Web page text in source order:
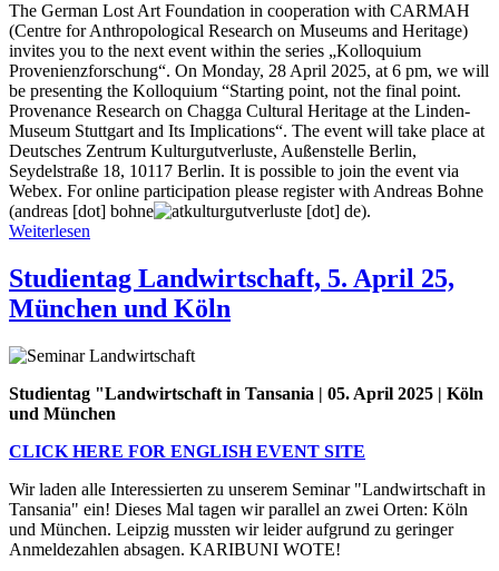
The German Lost Art Foundation in cooperation with CARMAH
(Centre for Anthropological Research on Museums and Heritage)
invites you to the next event within the series „Kolloquium
Provenienzforschung“. On Monday, 28 April 2025, at 6 pm, we will
be presenting the Kolloquium “Starting point, not the final point.
Provenance Research on Chagga Cultural Heritage at the Linden-
Museum Stuttgart and Its Implications“. The event will take place at
Deutsches Zentrum Kulturgutverluste, Außenstelle Berlin,
Seydelstraße 18, 10117 Berlin. It is possible to join the event via
Webex. For online participation please register with Andreas Bohne
(andreas [dot] bohne kulturgutverluste [dot] de).
Weiterlesen
“Kolloquium
Provenienzforschung”
on
Cultural
at
the
Museum
Studientag Landwirtschaft, 5. April 25,
München und Köln
Studientag "Landwirtschaft in Tansania | 05. April 2025 | Köln
und München
CLICK HERE FOR ENGLISH EVENT SITE
Wir laden alle Interessierten zu unserem Seminar "Landwirtschaft in
Tansania" ein! Dieses Mal tagen wir parallel an zwei Orten: Köln
und München. Leipzig mussten wir leider aufgrund zu geringer
Anmeldezahlen absagen. KARIBUNI WOTE!